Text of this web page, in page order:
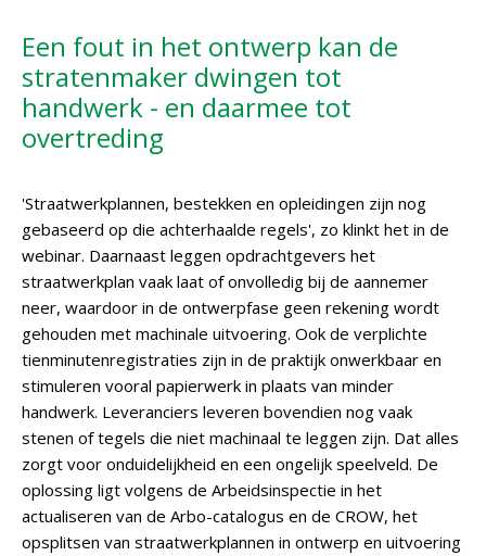
Een fout in het ontwerp kan de
stratenmaker dwingen tot
handwerk - en daarmee tot
overtreding
'Straatwerkplannen, bestekken en opleidingen zijn nog
gebaseerd op die achterhaalde regels', zo klinkt het in de
webinar. Daarnaast leggen opdrachtgevers het
straatwerkplan vaak laat of onvolledig bij de aannemer
neer, waardoor in de ontwerpfase geen rekening wordt
gehouden met machinale uitvoering. Ook de verplichte
tienminutenregistraties zijn in de praktijk onwerkbaar en
stimuleren vooral papierwerk in plaats van minder
handwerk. Leveranciers leveren bovendien nog vaak
stenen of tegels die niet machinaal te leggen zijn. Dat alles
zorgt voor onduidelijkheid en een ongelijk speelveld. De
oplossing ligt volgens de Arbeidsinspectie in het
actualiseren van de Arbo-catalogus en de CROW, het
opsplitsen van straatwerkplannen in ontwerp en uitvoering